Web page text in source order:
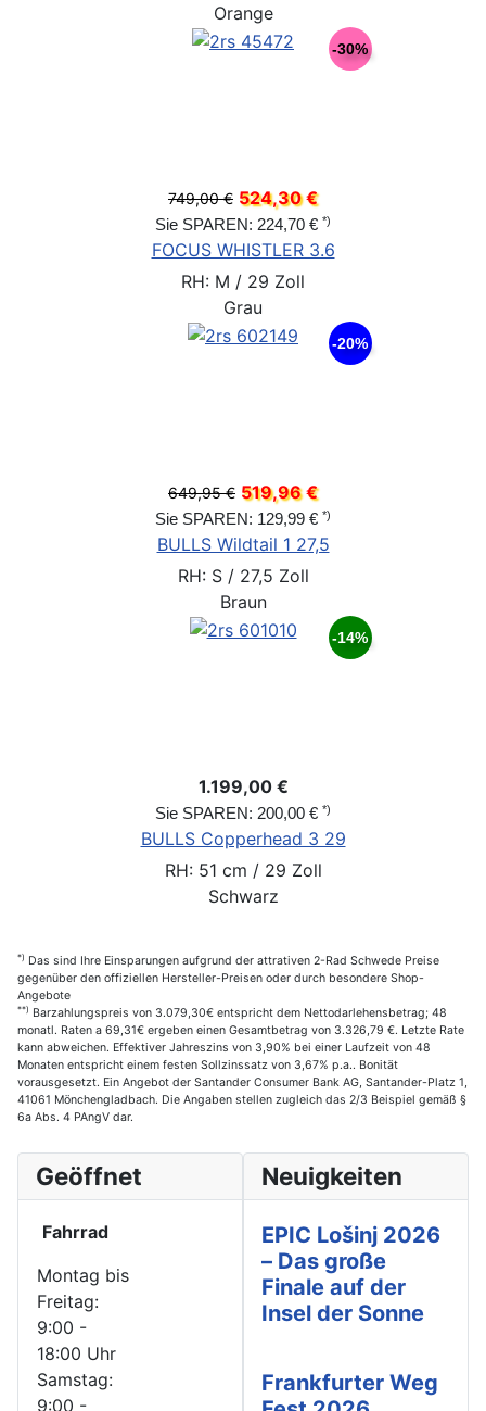
Orange
-30%
749,00 € 524,30 €
Sie SPAREN: 224,70 € *)
FOCUS WHISTLER 3.6
RH: M / 29 Zoll
Grau
-20%
649,95 € 519,96 €
Sie SPAREN: 129,99 € *)
BULLS Wildtail 1 27,5
RH: S / 27,5 Zoll
Braun
-14%
1.199,00 €
Sie SPAREN: 200,00 € *)
BULLS Copperhead 3 29
RH: 51 cm / 29 Zoll
Schwarz
*) Das sind Ihre Einsparungen aufgrund der attrativen 2-Rad Schwede Preise
gegenüber den offiziellen Hersteller-Preisen oder durch besondere Shop-
Angebote
**) Barzahlungspreis von 3.079,30€ entspricht dem Nettodarlehensbetrag; 48
monatl. Raten a 69,31€ ergeben einen Gesamtbetrag von 3.326,79 €. Letzte Rate
kann abweichen. Effektiver Jahreszins von 3,90% bei einer Laufzeit von 48
Monaten entspricht einem festen Sollzinssatz von 3,67% p.a.. Bonität
vorausgesetzt. Ein Angebot der Santander Consumer Bank AG, Santander-Platz 1,
41061 Mönchengladbach. Die Angaben stellen zugleich das 2/3 Beispiel gemäß §
6a Abs. 4 PAngV dar.
Geöffnet
Fahrrad
Montag bis
Freitag:
9:00 -
18:00 Uhr
Samstag:
9:00 -
Neuigkeiten
EPIC Lošinj 2026
– Das große
Finale auf der
Insel der Sonne
Frankfurter Weg